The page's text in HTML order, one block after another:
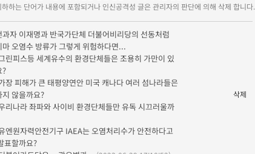
하는 단어가 내용에 포함되거나 인신공격성 글은 관리자의 판단에 의해 삭제 합니다.
과자 이재명과 반국가단체 더불어비리당의 선동처럼
마 오염수 방류가 그렇게 위험하다면...
린피스등 세계유수의 환경단체들은 조용히 가만이 있
?
장 피해가 큰 태평양연안 미국 캐나다 여러 섬나라들은
않을까요?
리나라 좌파와 사이비 환경단체들만 유독 시끄러울까
엔원자력안전기구 IAEA는 오염처리수가 안전하다고
표할까요?
삭제